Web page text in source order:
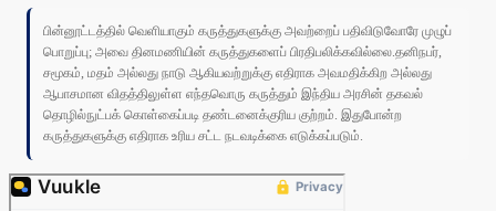
பின்னூட்டத்தில் வெளியாகும் கருத்துகளுக்கு அவற்றைப் பதிவிடுவோரே முழுப்
பொறுப்பு; அவை தினமணியின் கருத்துகளைப் பிரதிபலிக்கவில்லை.தனிநபர்,
சமூகம், மதம் அல்லது நாடு ஆகியவற்றுக்கு எதிராக அவமதிக்கிற அல்லது
ஆபாசமான விதத்திலுள்ள எந்தவொரு கருத்தும் இந்திய அரசின் தகவல்
தொழில்நுட்பக் கொள்கைப்படி தண்டனைக்குரிய குற்றம். இதுபோன்ற
கருத்துகளுக்கு எதிராக உரிய சட்ட நடவடிக்கை எடுக்கப்படும்.